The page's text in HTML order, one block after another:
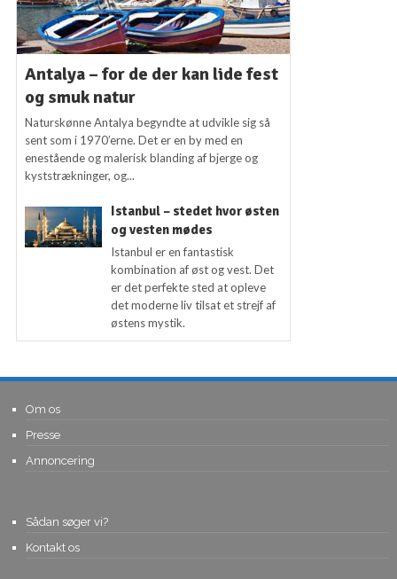
Antalya – for de der kan lide fest
og smuk natur
Naturskønne Antalya begyndte at udvikle sig så
sent som i 1970’erne. Det er en by med en
enestående og malerisk blanding af bjerge og
kyststrækninger, og...
Istanbul – stedet hvor østen
og vesten mødes
Istanbul er en fantastisk
kombination af øst og vest. Det
er det perfekte sted at opleve
det moderne liv tilsat et strejf af
østens mystik.
Om os
Presse
Annoncering
Sådan søger vi?
Kontakt os